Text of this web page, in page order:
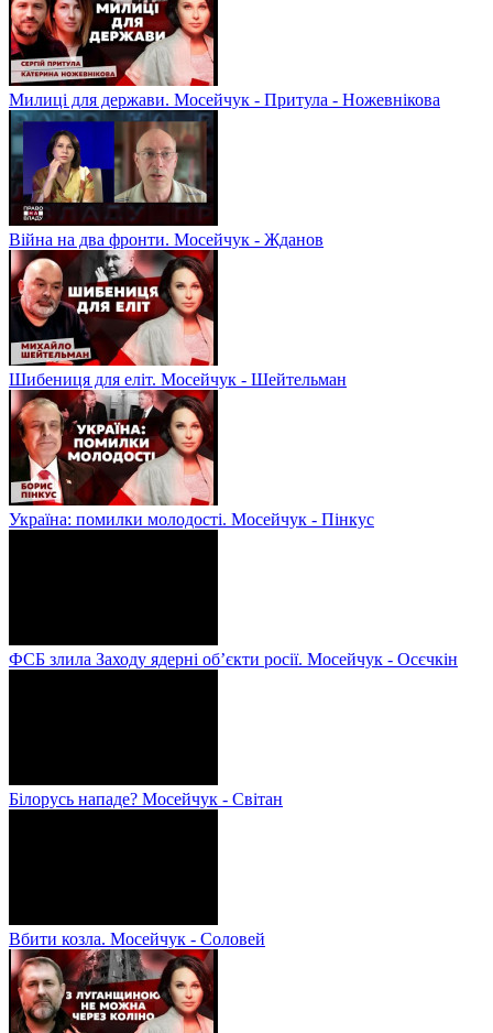
Милиці для держави. Мосейчук - Притула - Ножевнікова
Війна на два фронти. Мосейчук - Жданов
Шибениця для еліт. Мосейчук - Шейтельман
Україна: помилки молодості. Мосейчук - Пінкус
ФСБ злила Заходу ядерні об’єкти росії. Мосейчук - Осєчкін
Білорусь нападе? Мосейчук - Світан
Вбити козла. Мосейчук - Соловей